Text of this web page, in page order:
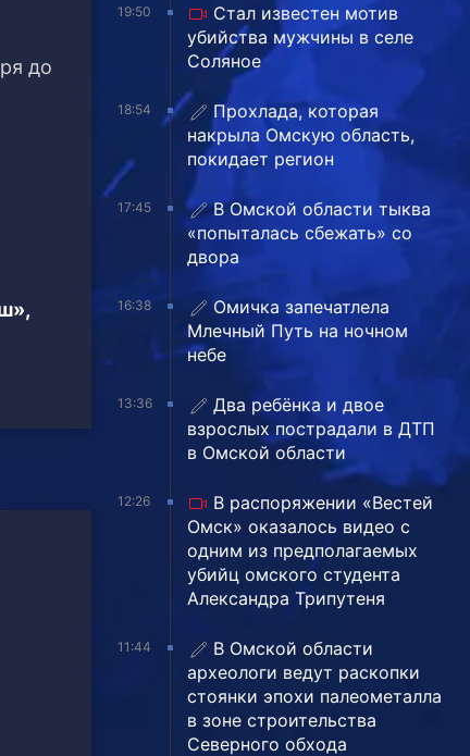
до
19:50
Стал известен мотив
убийства мужчины в селе
Соляное
18:54
Прохлада, которая
накрыла Омскую область,
покидает регион
17:45
В Омской области тыква
«попыталась сбежать» со
двора
16:38
Омичка запечатлела
Млечный Путь на ночном
небе
13:36
Два ребёнка и двое
взрослых пострадали в ДТП
в Омской области
12:26
В распоряжении «Вестей
Омск» оказалось видео с
одним из предполагаемых
убийц омского студента
Александра Трипутеня
11:44
В Омской области
археологи ведут раскопки
стоянки эпохи палеометалла
в зоне строительства
Северного обхода